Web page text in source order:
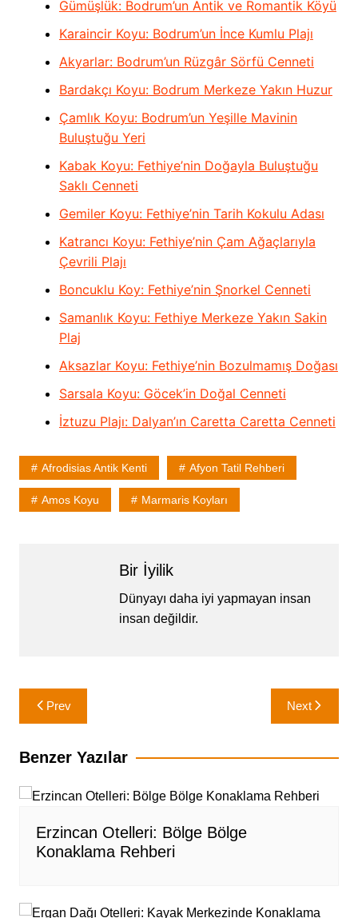
Gümüşlük: Bodrum’un Antik ve Romantik Köyü
Karaincir Koyu: Bodrum’un İnce Kumlu Plajı
Akyarlar: Bodrum’un Rüzgâr Sörfü Cenneti
Bardakçı Koyu: Bodrum Merkeze Yakın Huzur
Çamlık Koyu: Bodrum’un Yeşille Mavinin
Buluştuğu Yeri
Kabak Koyu: Fethiye’nin Doğayla Buluştuğu
Saklı Cenneti
Gemiler Koyu: Fethiye’nin Tarih Kokulu Adası
Katrancı Koyu: Fethiye’nin Çam Ağaçlarıyla
Çevrili Plajı
Boncuklu Koy: Fethiye’nin Şnorkel Cenneti
Samanlık Koyu: Fethiye Merkeze Yakın Sakin
Plaj
Aksazlar Koyu: Fethiye’nin Bozulmamış Doğası
Sarsala Koyu: Göcek’in Doğal Cenneti
İztuzu Plajı: Dalyan’ın Caretta Caretta Cenneti
Afrodisias Antik Kenti Afyon Tatil Rehberi
Amos Koyu Marmaris Koyları
Bir İyilik
Dünyayı daha iyi yapmayan insan
insan değildir.
Yazı
gezinmesi
Prev Next
Benzer Yazılar
Erzincan Otelleri: Bölge Bölge
Konaklama Rehberi